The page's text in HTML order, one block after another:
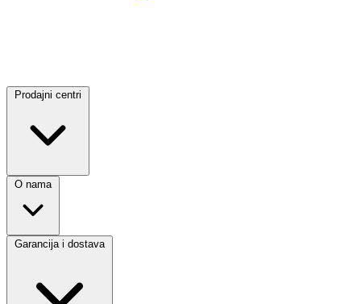
Prodajni centri
O nama
Garancija i dostava